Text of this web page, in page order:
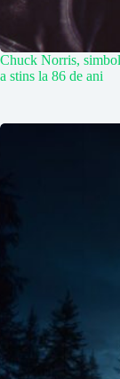
Chuck Norris,
a stins la 86 de ani